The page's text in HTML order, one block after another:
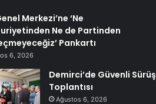
Merkezi’ne ‘Ne
Ne de Partinden
Pankartı
6, 2026
Demirci’de Güvenli Sürüş
Toplantısı
Ağustos 6, 2026